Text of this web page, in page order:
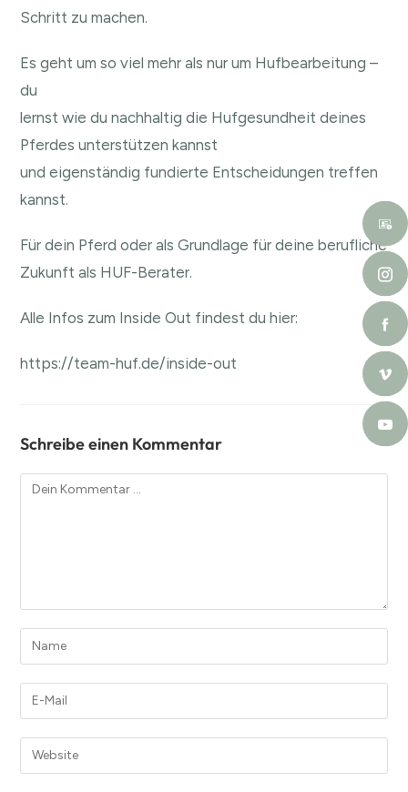
Schritt zu machen.
Es geht um so viel mehr als nur um Hufbearbeitung –
du
lernst wie du nachhaltig die Hufgesundheit deines
Pferdes unterstützen kannst
und eigenständig fundierte Entscheidungen treffen
kannst.
Für dein Pferd oder als Grundlage für deine berufliche
Zukunft als HUF-Berater.
Alle Infos zum Inside Out findest du hier:
https://team-huf.de/inside-out
Schreibe einen Kommentar